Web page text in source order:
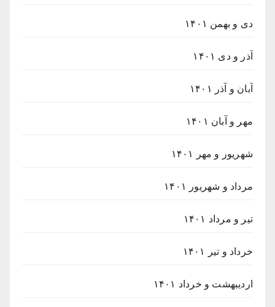
دی و بهمن ۱۴۰۱
آذر و دی ۱۴۰۱
آبان و آذر ۱۴۰۱
مهر و آبان ۱۴۰۱
شهریور و مهر ۱۴۰۱
مرداد و شهریور ۱۴۰۱
تیر و مرداد ۱۴۰۱
خرداد و تیر ۱۴۰۱
اردیبهشت و خرداد ۱۴۰۱